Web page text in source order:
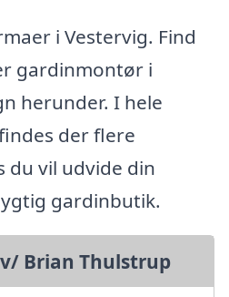
i Vestervig. Find
gardinmontør i
herunder. I hele
der flere
du vil udvide din
gardinbutik.
Brian Thulstrup